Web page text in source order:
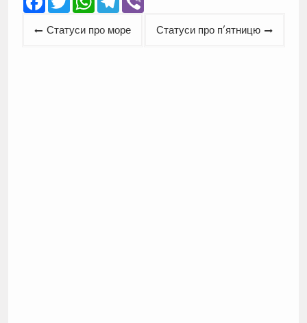
Навігація
Статуси про море Статуси про п’ятницю